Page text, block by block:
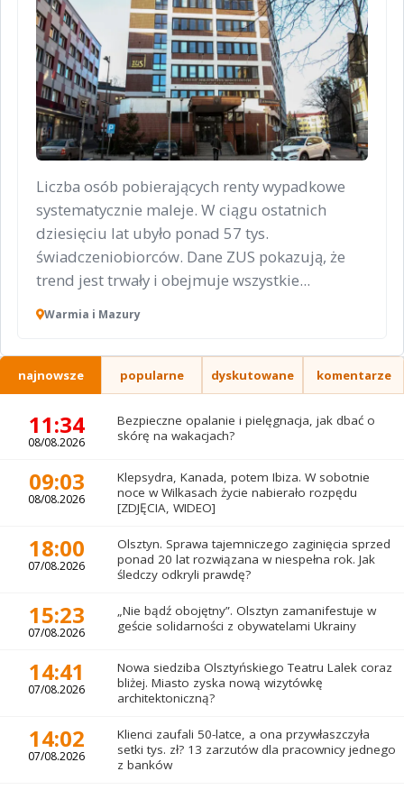
Liczba osób pobierających renty wypadkowe
systematycznie maleje. W ciągu ostatnich
dziesięciu lat ubyło ponad 57 tys.
świadczeniobiorców. Dane ZUS pokazują, że
trend jest trwały i obejmuje wszystkie...
Warmia i Mazury
najnowsze popularne dyskutowane komentarze
11:34
08/08.2026
Bezpieczne opalanie i pielęgnacja, jak dbać o
skórę na wakacjach?
09:03
08/08.2026
Klepsydra, Kanada, potem Ibiza. W sobotnie
noce w Wilkasach życie nabierało rozpędu
[ZDJĘCIA, WIDEO]
18:00
07/08.2026
Olsztyn. Sprawa tajemniczego zaginięcia sprzed
ponad 20 lat rozwiązana w niespełna rok. Jak
śledczy odkryli prawdę?
15:23
07/08.2026
„Nie bądź obojętny”. Olsztyn zamanifestuje w
geście solidarności z obywatelami Ukrainy
14:41
07/08.2026
Nowa siedziba Olsztyńskiego Teatru Lalek coraz
bliżej. Miasto zyska nową wizytówkę
architektoniczną?
14:02
07/08.2026
Klienci zaufali 50-latce, a ona przywłaszczyła
setki tys. zł? 13 zarzutów dla pracownicy jednego
z banków